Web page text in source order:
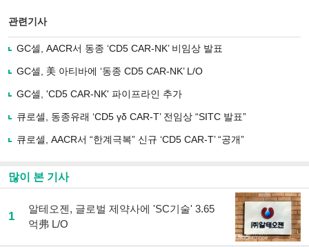
로
사
유
기
관련기사
GC셀, AACR서 동종 ‘CD5 CAR-NK’ 비임상 발표
GC셀, 美 아티바에 ‘동종 CD5 CAR-NK’ L/O
GC셀, 'CD5 CAR-NK' 파이프라인 추가
큐로셀, 동종유래 ‘CD5 γδ CAR-T’ 전임상 “SITC 발표”
큐로셀, AACR서 “한계극복” 신규 ‘CD5 CAR-T’ “공개”
많이 본 기사
1
알테오젠, 글로벌 제약사에 'SC기술' 3.65
억弗 L/O